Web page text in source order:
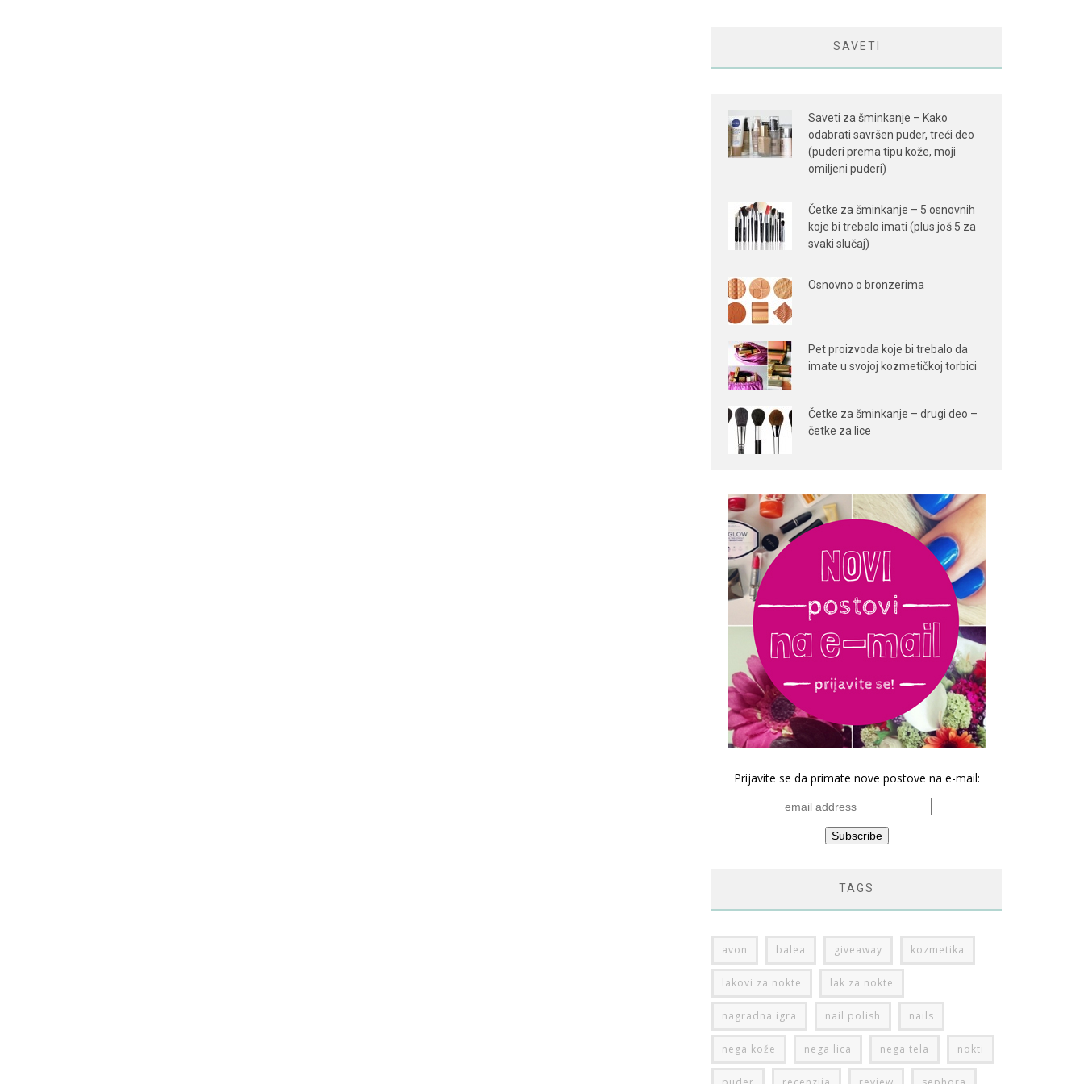
SAVETI
Saveti za šminkanje – Kako
odabrati savršen puder, treći deo
(puderi prema tipu kože, moji
omiljeni puderi)
Četke za šminkanje – 5 osnovnih
koje bi trebalo imati (plus još 5 za
svaki slučaj)
Osnovno o bronzerima
Pet proizvoda koje bi trebalo da
imate u svojoj kozmetičkoj torbici
Četke za šminkanje – drugi deo –
četke za lice
Prijavite se da primate nove postove na e-mail:
TAGS
avon balea giveaway kozmetika
lakovi za nokte lak za nokte
nagradna igra nail polish nails
nega kože nega lica nega tela nokti